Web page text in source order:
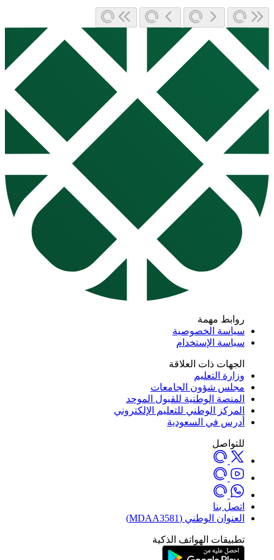
روابط مهمة
سياسة الخصوصية
سياسة الإستخدام
الجهات ذات العلاقة
وزارة التعليم
مجلس شؤون الجامعات
المنصة الوطنية للقبول الموحد
المركز الوطني للتعليم الإلكتروني
أدرس في السعودية
للتواصل
اتصل بنا
العنوان الوطني (MDAA3581)
تطبيقات الهواتف الذكية